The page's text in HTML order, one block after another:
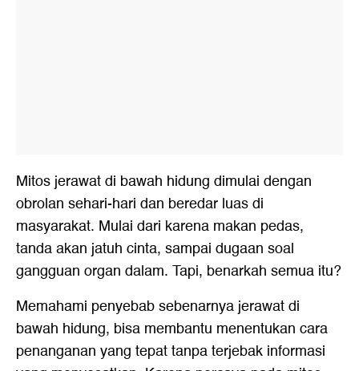
Mitos jerawat di bawah hidung dimulai dengan
obrolan sehari-hari dan beredar luas di
masyarakat. Mulai dari karena makan pedas,
tanda akan jatuh cinta, sampai dugaan soal
gangguan organ dalam. Tapi, benarkah semua itu?
Memahami penyebab sebenarnya jerawat di
bawah hidung, bisa membantu menentukan cara
penanganan yang tepat tanpa terjebak informasi